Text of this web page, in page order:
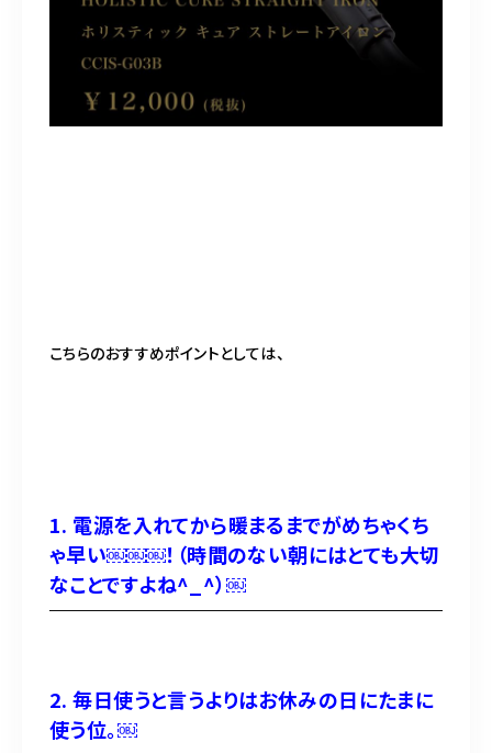
こちらのおすすめポイントとしては、
1. 電源を入れてから暖まるまでがめちゃくち
ゃ早い￼￼￼！（時間のない朝にはとても大切
なことですよね^_^）￼
2. 毎日使うと言うよりはお休みの日にたまに
使う位。￼